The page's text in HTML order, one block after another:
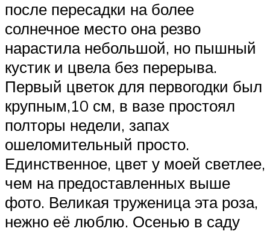
после пересадки на более
солнечное место она резво
нарастила небольшой, но пышный
кустик и цвела без перерыва.
Первый цветок для первогодки был
крупным,10 см, в вазе простоял
полторы недели, запах
ошеломительный просто.
Единственное, цвет у моей светлее,
чем на предоставленных выше
фото. Великая труженица эта роза,
нежно её люблю. Осенью в саду